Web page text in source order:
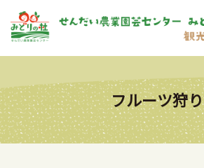
フルーツ狩り